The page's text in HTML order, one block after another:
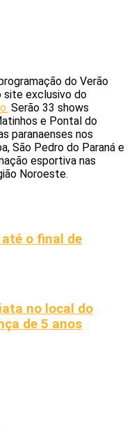
do Verão
site exclusivo do
Serão 33 shows
e Pontal do
paranaenses nos
São Pedro do Paraná e
esportiva nas
Noroeste.
o final de
no local do
de 5 anos